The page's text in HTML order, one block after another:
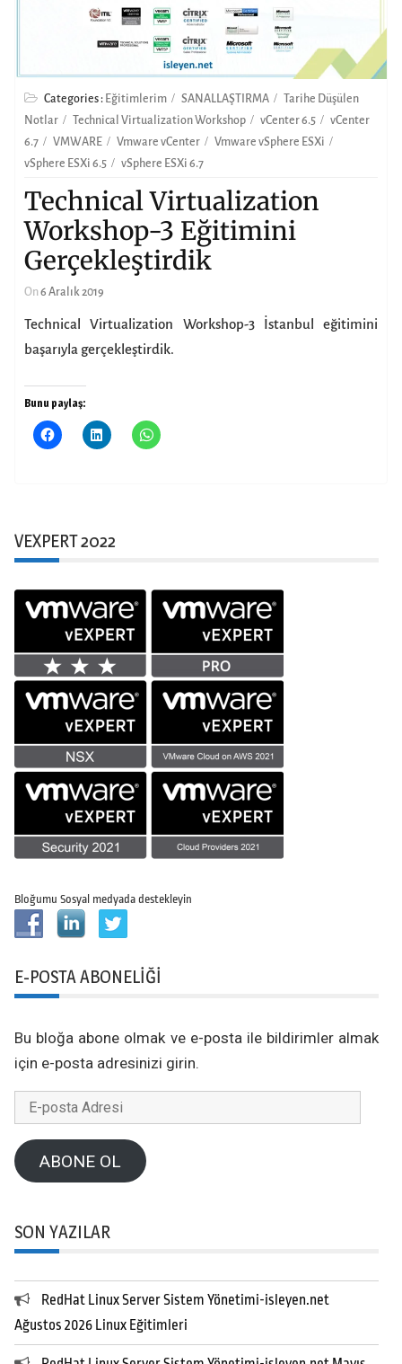
Categories : Eğitimlerim SANALLAŞTIRMA
Tarihe Düşülen
Notlar
Technical Virtualization Workshop vCenter 6.5
vCenter
6.7
VMWARE Vmware vCenter
Vmware vSphere ESXi
vSphere ESXi 6.5
vSphere ESXi 6.7
Technical Virtualization
Workshop-3 Eğitimini
Gerçekleştirdik
On6 Aralık 2019
Technical Virtualization Workshop-3 İstanbul eğitimini
başarıyla gerçekleştirdik.
Bunu paylaş:
VEXPERT 2022
Bloğumu Sosyal medyada destekleyin
E-POSTA ABONELIĞI
Bu bloğa abone olmak ve e-posta ile bildirimler almak
için e-posta adresinizi girin.
posta
AdresiABONE OL
SON YAZILAR
RedHat Linux Server Sistem Yönetimi-isleyen.net
Ağustos 2026 Linux Eğitimleri